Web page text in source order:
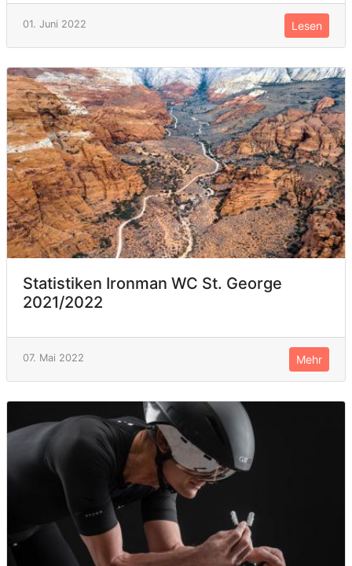
01. Juni 2022 Lesen
Statistiken Ironman WC St. George
2021/2022
07. Mai 2022 Mehr